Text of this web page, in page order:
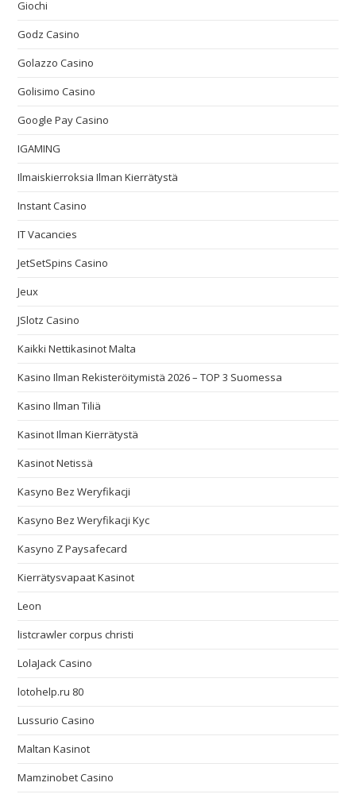
Giochi
Godz Casino
Golazzo Casino
Golisimo Casino
Google Pay Casino
IGAMING
Ilmaiskierroksia Ilman Kierrätystä
Instant Casino
IT Vacancies
JetSetSpins Casino
Jeux
JSlotz Casino
Kaikki Nettikasinot Malta
Kasino Ilman Rekisteröitymistä 2026 – TOP 3 Suomessa
Kasino Ilman Tiliä
Kasinot Ilman Kierrätystä
Kasinot Netissä
Kasyno Bez Weryfikacji
Kasyno Bez Weryfikacji Kyc
Kasyno Z Paysafecard
Kierrätysvapaat Kasinot
Leon
listcrawler corpus christi
LolaJack Casino
lotohelp.ru 80
Lussurio Casino
Maltan Kasinot
Mamzinobet Casino